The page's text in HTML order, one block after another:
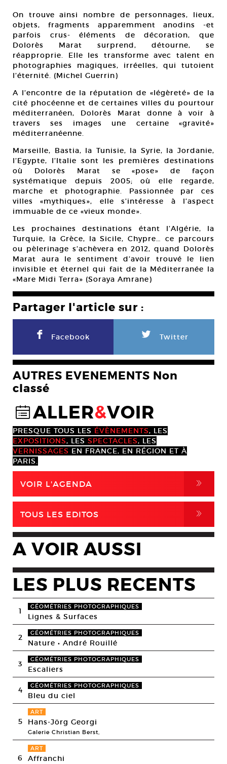
On trouve ainsi nombre de personnages, lieux,
objets, fragments apparemment anodins -et
parfois crus- éléments de décoration, que
Dolorès Marat surprend, détourne, se
réapproprie. Elle les transforme avec talent en
photographies magiques, irréelles, qui tutoient
l’éternité. (Michel Guerrin)
A l’encontre de la réputation de «légèreté» de la
cité phocéenne et de certaines villes du pourtour
méditerranéen, Dolorès Marat donne à voir à
travers ses images une certaine «gravité»
méditerranéenne.
Marseille, Bastia, la Tunisie, la Syrie, la Jordanie,
l’Egypte, l’Italie sont les premières destinations
où Dolorès Marat se «pose» de façon
systématique depuis 2005; où elle regarde,
marche et photographie. Passionnée par ces
villes «mythiques», elle s’intéresse à l’aspect
immuable de ce «vieux monde».
Les prochaines destinations étant l’Algérie, la
Turquie, la Grèce, la Sicile, Chypre… ce parcours
ou pèlerinage s’achèvera en 2012, quand Dolorès
Marat aura le sentiment d’avoir trouvé le lien
invisible et éternel qui fait de la Méditerranée la
«Mare Midi Terra» (Soraya Amrane)
Partager l'article sur :
F Facebook L Twitter
AUTRES EVENEMENTS Non
classé
@ALLER&VOIR
PRESQUE TOUS LES ÉVÈNEMENTS, LES
EXPOSITIONS, LES SPECTACLES, LES
VERNISSAGES EN FRANCE, EN RÉGION ET À
PARIS.
VOIR L'AGENDA ,
TOUS LES EDITOS ,
A VOIR AUSSI
LES PLUS RECENTS
1 GÉOMÉTRIES PHOTOGRAPHIQUES
Lignes & Surfaces
2 GÉOMÉTRIES PHOTOGRAPHIQUES
Nature • André Rouillé
3 GÉOMÉTRIES PHOTOGRAPHIQUES
Escaliers
4 GÉOMÉTRIES PHOTOGRAPHIQUES
Bleu du ciel
5
ART
Hans-Jörg Georgi
Galerie Christian Berst,
6
ART
Affranchi